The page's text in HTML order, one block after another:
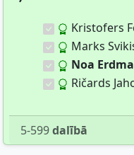
Kristofers
Marks
Noa
Ričards
5-599dalībā